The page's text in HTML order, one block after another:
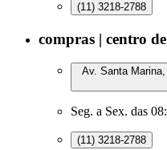
(11) 3218-2788
compras | centro
Av. Santa
Seg. a Sex. das
(11) 3218-2788